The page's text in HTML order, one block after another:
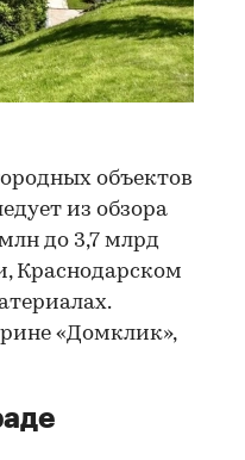
объектов
из обзора
до 3,7 млрд
Краснодарском
«Домклик»,